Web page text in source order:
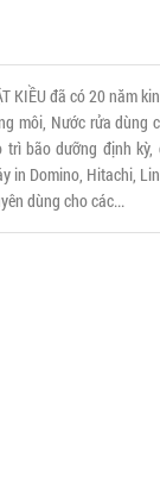
KIỀU đã có 20 năm
môi, Nước rửa dùng
bão dưỡng định kỳ,
Domino, Hitachi,
dùng cho các...